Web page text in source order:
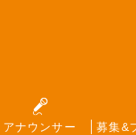
アナウンサー 募集&